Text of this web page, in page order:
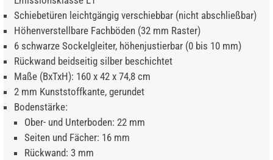
Schiebetüren leichtgängig verschiebbar (nicht abschließbar)
Höhenverstellbare Fachböden (32 mm Raster)
6 schwarze Sockelgleiter, höhenjustierbar (0 bis 10 mm)
Rückwand beidseitig silber beschichtet
Maße (BxTxH): 160 x 42 x 74,8 cm
2 mm Kunststoffkante, gerundet
Bodenstärke:
Ober- und Unterboden: 22 mm
Seiten und Fächer: 16 mm
Rückwand: 3 mm